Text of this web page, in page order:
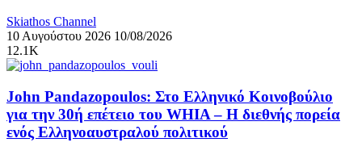
Skiathos Channel
10 Αυγούστου 2026 10/08/2026
12.1K
John Pandazopoulos: Στο Ελληνικό Κοινοβούλιο
για την 30ή επέτειο του WHIA – Η διεθνής πορεία
ενός Ελληνοαυστραλού πολιτικού